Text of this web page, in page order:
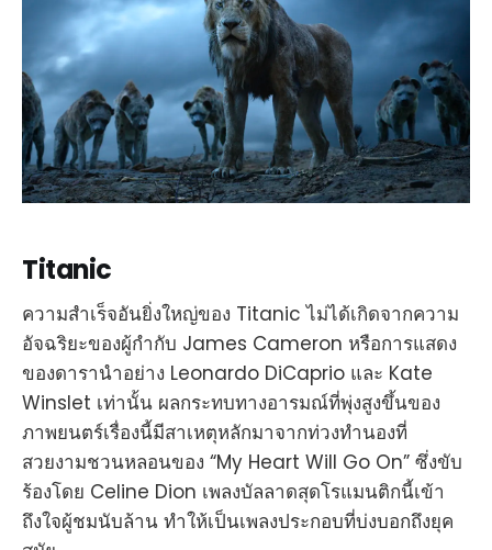
Titanic
ความสำเร็จอันยิ่งใหญ่ของ Titanic ไม่ได้เกิดจากความ
อัจฉริยะของผู้กำกับ James Cameron หรือการแสดง
ของดารานำอย่าง Leonardo DiCaprio และ Kate
Winslet เท่านั้น ผลกระทบทางอารมณ์ที่พุ่งสูงขึ้นของ
ภาพยนตร์เรื่องนี้มีสาเหตุหลักมาจากท่วงทำนองที่
สวยงามชวนหลอนของ “My Heart Will Go On” ซึ่งขับ
ร้องโดย Celine Dion เพลงบัลลาดสุดโรแมนติกนี้เข้า
ถึงใจผู้ชมนับล้าน ทำให้เป็นเพลงประกอบที่บ่งบอกถึงยุค